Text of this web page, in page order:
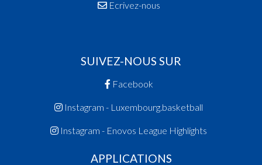
Ecrivez-nous
SUIVEZ-NOUS SUR
Facebook
Instagram - Luxembourg.basketball
Instagram - Enovos League Highlights
APPLICATIONS